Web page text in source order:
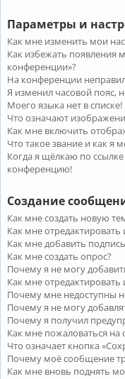
Параметры и
Как мне изменить мои
Как избежать появления
конференции»?
На конференции
Я изменил часовой пояс,
Моего языка нет в списке!
Что означают
Как мне включить
Что такое звание и как я
Когда я щёлкаю по
конференцию!
Создание
Как мне создать новую
Как мне
Как мне добавить
Как мне создать опрос?
Почему я не могу
Как мне отредактировать
Почему мне недоступны
Почему я не могу
Почему я получил
Как мне пожаловаться
Что означает кнопка
Почему моё сообщение
Как мне вновь поднять